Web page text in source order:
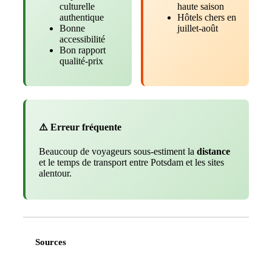
culturelle
authentique
Bonne
accessibilité
Bon rapport
qualité-prix
haute saison
Hôtels chers en
juillet-août
⚠️ Erreur fréquente
Beaucoup de voyageurs sous-estiment la distance
et le temps de transport entre Potsdam et les sites
alentour.
Sources